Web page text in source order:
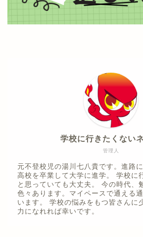
管理人
学校に行きたくない
元不登校児の湯川七八貴です。進路
高校を卒業して大学に進学。 学校に
と思っていても大丈夫。 今の時代、
色々あります。マイペースで通える
います。 学校の悩みをもつ皆さんに
力になれれば幸いです。